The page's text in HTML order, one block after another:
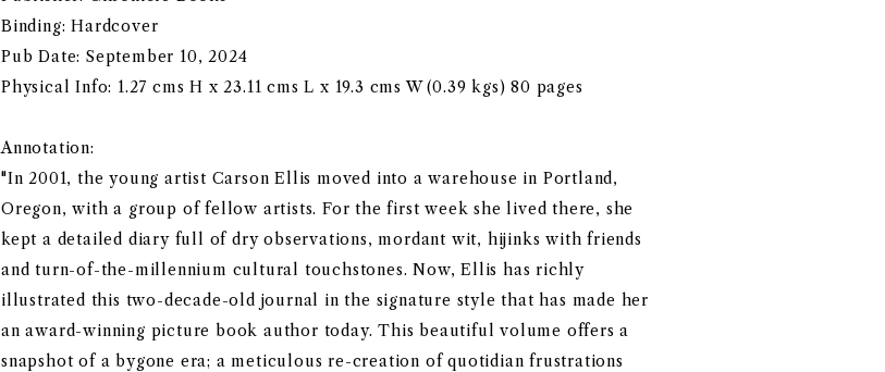
Binding: Hardcover
Pub Date: September 10, 2024
Physical Info: 1.27 cms H x 23.11 cms L x 19.3 cms W (0.39 kgs) 80 pages
Annotation:
"In 2001, the young artist Carson Ellis moved into a warehouse in Portland,
Oregon, with a group of fellow artists. For the first week she lived there, she
kept a detailed diary full of dry observations, mordant wit, hijinks with friends
and turn-of-the-millennium cultural touchstones. Now, Ellis has richly
illustrated this two-decade-old journal in the signature style that has made her
an award-winning picture book author today. This beautiful volume offers a
snapshot of a bygone era; a meticulous re-creation of quotidian frustrations